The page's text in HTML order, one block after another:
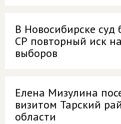
В Новосибирске суд
СР повторный иск
выборов
Елена Мизулина
визитом Тарский
области